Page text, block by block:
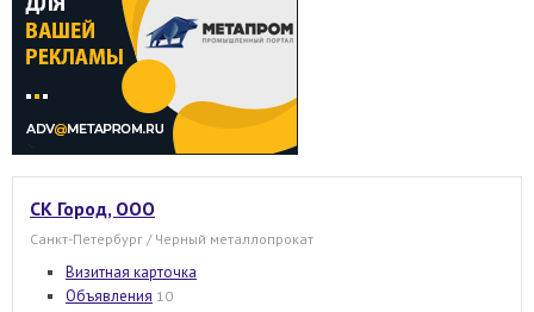
СК Город, ООО
Санкт-Петербург / Черный металлопрокат
Визитная карточка
Объявления 10